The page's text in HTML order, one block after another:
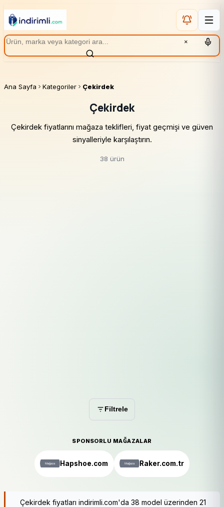
×
Ana Sayfa Kategoriler Çekirdek
Çekirdek
Çekirdek fiyatlarını mağaza teklifleri, fiyat geçmişi ve güven
sinyalleriyle karşılaştırın.
38 ürün
Filtrele
SPONSORLU MAĞAZALAR
Hapshoe.com Raker.com.tr
Çekirdek fiyatları indirimli.com'da 38 model üzerinden 21